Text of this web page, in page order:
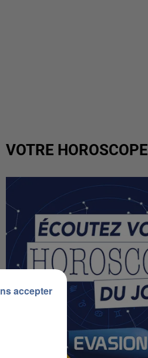
VOTRE HOROSCOPE
accepter